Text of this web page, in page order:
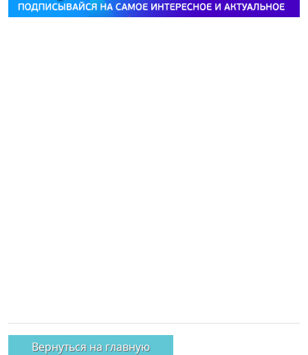
Вернуться на главную